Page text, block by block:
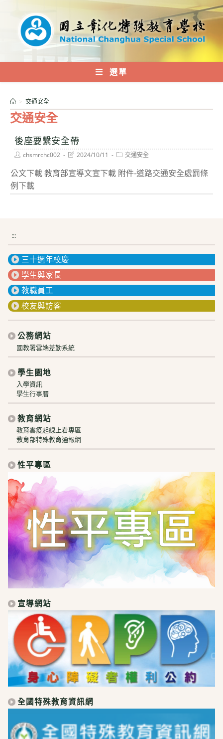
內
選單
交通安全
> 交通安全
後座要繫安全帶
Postchsmrchc002
Post
modified:
2024/10/11
Post交通安全
公文下載 教育部宣導文宣下載 附件-道路交通安全處罰條
例下載
:::
三十週年校慶
學生與家長
教職員工
校友與訪客
公務網站
國教署雲端差勤系統
學生園地
入學資訊
學生行事曆
教育網站
教育雲疫起線上看專區
教育部特殊教育通報網
性平專區
宣導網站
全國特殊教育資訊網